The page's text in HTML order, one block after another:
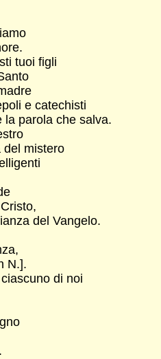
tuoi figli
e catechisti
la parola che salva.
del mistero
del Vangelo.
N.].
di noi